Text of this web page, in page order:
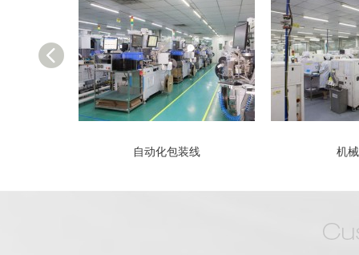
自动化包装线 机